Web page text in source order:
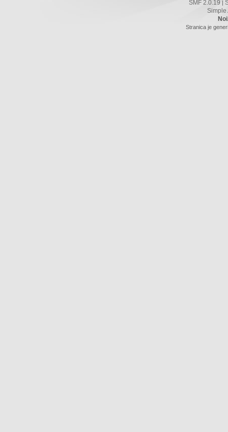
SMF 2.0.19 |
Simple
Stranica je